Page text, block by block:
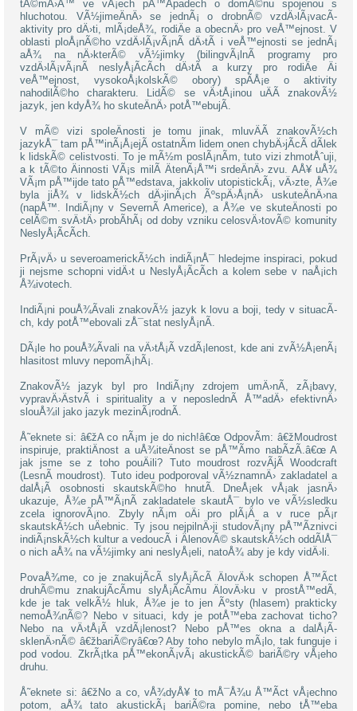
tÃ©mÄ›Å™ ve vÅ¡ech pÅ™Ã­padech o domÃ©nu spojenou s
hluchotou. VÃ½jimeÄnÄ› se jednÃ¡ o drobnÃ© vzdÄ›lÃ¡vacÃ­
aktivity pro dÄ›ti, mlÃ¡deÅ¾, rodiÄe a obecnÄ› pro veÅ™ejnost. V
oblasti ploÅ¡nÃ©ho vzdÄ›lÃ¡vÃ¡nÃ­ dÄ›tÃ­ i veÅ™ejnosti se jednÃ¡
aÅ¾ na nÄ›kterÃ© vÃ½jimky (bilingvÃ¡lnÃ­ programy pro
vzdÄ›lÃ¡vÃ¡nÃ­ neslyÅ¡Ã­cÃ­ch dÄ›tÃ­ a kurzy pro rodiÄe Äi
veÅ™ejnost, vysokoÅ¡kolskÃ© obory) spÃ­Å¡e o aktivity
nahodilÃ©ho charakteru. LidÃ© se vÄ›tÅ¡inou uÄÃ­ znakovÃ½
jazyk, jen kdyÅ¾ ho skuteÄnÄ› potÅ™ebujÃ­.
V mÃ© vizi spoleÄnosti je tomu jinak, mluvÄÃ­ znakovÃ½ch
jazykÅ¯ tam pÅ™inÃ¡Å¡ejÃ­ ostatnÃ­m lidem onen chybÄ›jÃ­cÃ­ dÃ­lek
k lidskÃ© celistvosti. To je mÃ½m poslÃ¡nÃ­m, tuto vizi zhmotÅˆuji,
a k tÃ©to Äinnosti VÃ¡s milÃ­ ÄtenÃ¡Å™i srdeÄnÄ› zvu. AÅ¥ uÅ¾
VÃ¡m pÅ™ijde tato pÅ™edstava, jakkoliv utopistickÃ¡, vÄ›zte, Å¾e
byla jiÅ¾ v lidskÃ½ch dÄ›jinÃ¡ch ÃºspÄ›Å¡nÄ› uskuteÄnÄ›na
(napÅ™. IndiÃ¡ny v SevernÃ­ Americe), a Å¾e ve skuteÄnosti po
celÃ©m svÄ›tÄ› probÃ­hÃ¡ od doby vzniku celosvÄ›tovÃ© komunity
NeslyÅ¡Ã­cÃ­ch.
PrÃ¡vÄ› u severoamerickÃ½ch indiÃ¡nÅ¯ hledejme inspiraci, pokud
ji nejsme schopni vidÄ›t u NeslyÅ¡Ã­cÃ­ch a kolem sebe v naÅ¡ich
Å¾ivotech.
IndiÃ¡ni pouÅ¾Ã­vali znakovÃ½ jazyk k lovu a boji, tedy v situacÃ­
ch, kdy potÅ™ebovali zÅ¯stat neslyÅ¡nÃ­.
DÃ¡le ho pouÅ¾Ã­vali na vÄ›tÅ¡Ã­ vzdÃ¡lenost, kde ani zvÃ½Å¡enÃ¡
hlasitost mluvy nepomÃ¡hÃ¡.
ZnakovÃ½ jazyk byl pro IndiÃ¡ny zdrojem umÄ›nÃ­, zÃ¡bavy,
vypravÄ›ÄstvÃ­ i spirituality a v neposlednÃ­ Å™adÄ› efektivnÄ›
slouÅ¾il jako jazyk mezinÃ¡rodnÃ­.
Å˜eknete si: â€žA co nÃ¡m je do nich!â€œ OdpovÃ­m: â€žMoudrost
inspiruje, praktiÄnost a uÅ¾iteÄnost se pÅ™Ã­mo nabÃ­zÃ­.â€œ A
jak jsme se z toho pouÄili? Tuto moudrost rozvÃ­jÃ­ Woodcraft
(LesnÃ­ moudrost). Tuto ideu podporoval vÃ½znamnÄ› zakladatel a
dalÅ¡Ã­ osobnosti skautskÃ©ho hnutÃ­. DneÅ¡ek vÅ¡ak jasnÄ›
ukazuje, Å¾e pÅ™Ã¡nÃ­ zakladatele skautÅ¯ bylo ve vÃ½sledku
zcela ignorovÃ¡no. Zbyly nÃ¡m oÄi pro plÃ¡Ä a v ruce pÃ¡r
skautskÃ½ch uÄebnic. Ty jsou nejpilnÄ›ji studovÃ¡ny pÅ™Ã­znivci
indiÃ¡nskÃ½ch kultur a vedoucÃ­ i ÄlenovÃ© skautskÃ½ch oddÃ­lÅ¯
o nich aÅ¾ na vÃ½jimky ani neslyÅ¡eli, natoÅ¾ aby je kdy vidÄ›li.
PovaÅ¾me, co je znakujÃ­cÃ­ slyÅ¡Ã­cÃ­ ÄlovÄ›k schopen Å™Ã­ct
druhÃ©mu znakujÃ­cÃ­mu slyÅ¡Ã­cÃ­mu ÄlovÄ›ku v prostÅ™edÃ­,
kde je tak velkÃ½ hluk, Å¾e je to jen Ãºsty (hlasem) prakticky
nemoÅ¾nÃ©? Nebo v situaci, kdy je potÅ™eba zachovat ticho?
Nebo na vÄ›tÅ¡Ã­ vzdÃ¡lenost? Nebo pÅ™es okna a dalÅ¡Ã­
sklenÄ›nÃ© â€žbariÃ©ryâ€œ? Aby toho nebylo mÃ¡lo, tak funguje i
pod vodou. ZkrÃ¡tka pÅ™ekonÃ¡vÃ¡ akustickÃ© bariÃ©ry vÅ¡eho
druhu.
Å˜eknete si: â€žNo a co, vÅ¾dyÅ¥ to mÅ¯Å¾u Å™Ã­ct vÅ¡echno
potom, aÅ¾ tato akustickÃ¡ bariÃ©ra pomine, nebo tÅ™eba